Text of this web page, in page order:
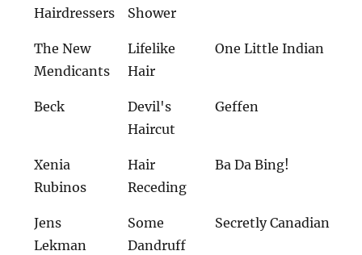
Hairdressers
Shower
The New
Mendicants
Lifelike
Hair
One Little Indian
Beck
Devil's
Haircut
Geffen
Xenia
Rubinos
Hair
Receding
Ba Da Bing!
Jens
Lekman
Some
Dandruff
Secretly Canadian